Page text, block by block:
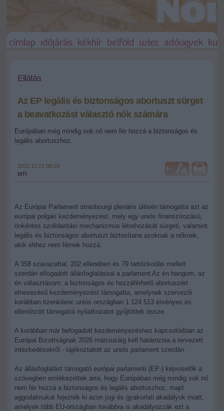
címlap időjárás kékhír belföld üzlet adóügyek
Ellátás
Az EP legális és biztonságos abortuszt sürget
a beavatkozást választó nők számára
Európában még mindig sok nő nem fér hozzá a biztonságos és
legális abortuszhoz.
2025.12.21 08:03
MTI
+-
Az Európai Parlament strasbourgi plenáris ülésén támogatta azt az
európai polgári kezdeményezést, mely egy uniós finanszírozású,
önkéntes szolidaritási mechanizmus létrehozását sürgeti, valamint
legális és biztonságos abortuszt biztosítana azoknak a nőknek,
akik ehhez nem férnek hozzá.
A 358 szavazattal, 202 ellenében és 79 tartózkodás mellett
szerdán elfogadott állásfoglalással a parlament Az én hangom, az
én választásom: a biztonságos és hozzáférhető abortuszért
elnevezésű kezdeményezést támogatta, amelynek szervezői
korábban tizenkilenc uniós országban 1 124 513 érvényes és
ellenőrzött támogatói nyilatkozatot gyűjtöttek össze.
A korábban már befogadott kezdeményezéshez kapcsolódóan az
Európai Bizottságnak 2026 márciusáig kell határoznia a tervezett
intézkedésekről - tájékoztatott az uniós parlament szerdán.
Az állásfoglalást támogató európai parlamenti (EP-) képviselők a
szövegben emlékezettek arra, hogy Európában még mindig sok nő
nem fér hozzá a biztonságos és legális abortuszhoz, majd
aggodalmukat fejezték ki azon jogi és gyakorlati akadályok miatt,
amelyek több EU-országban továbbra is akadályozzák ezt a